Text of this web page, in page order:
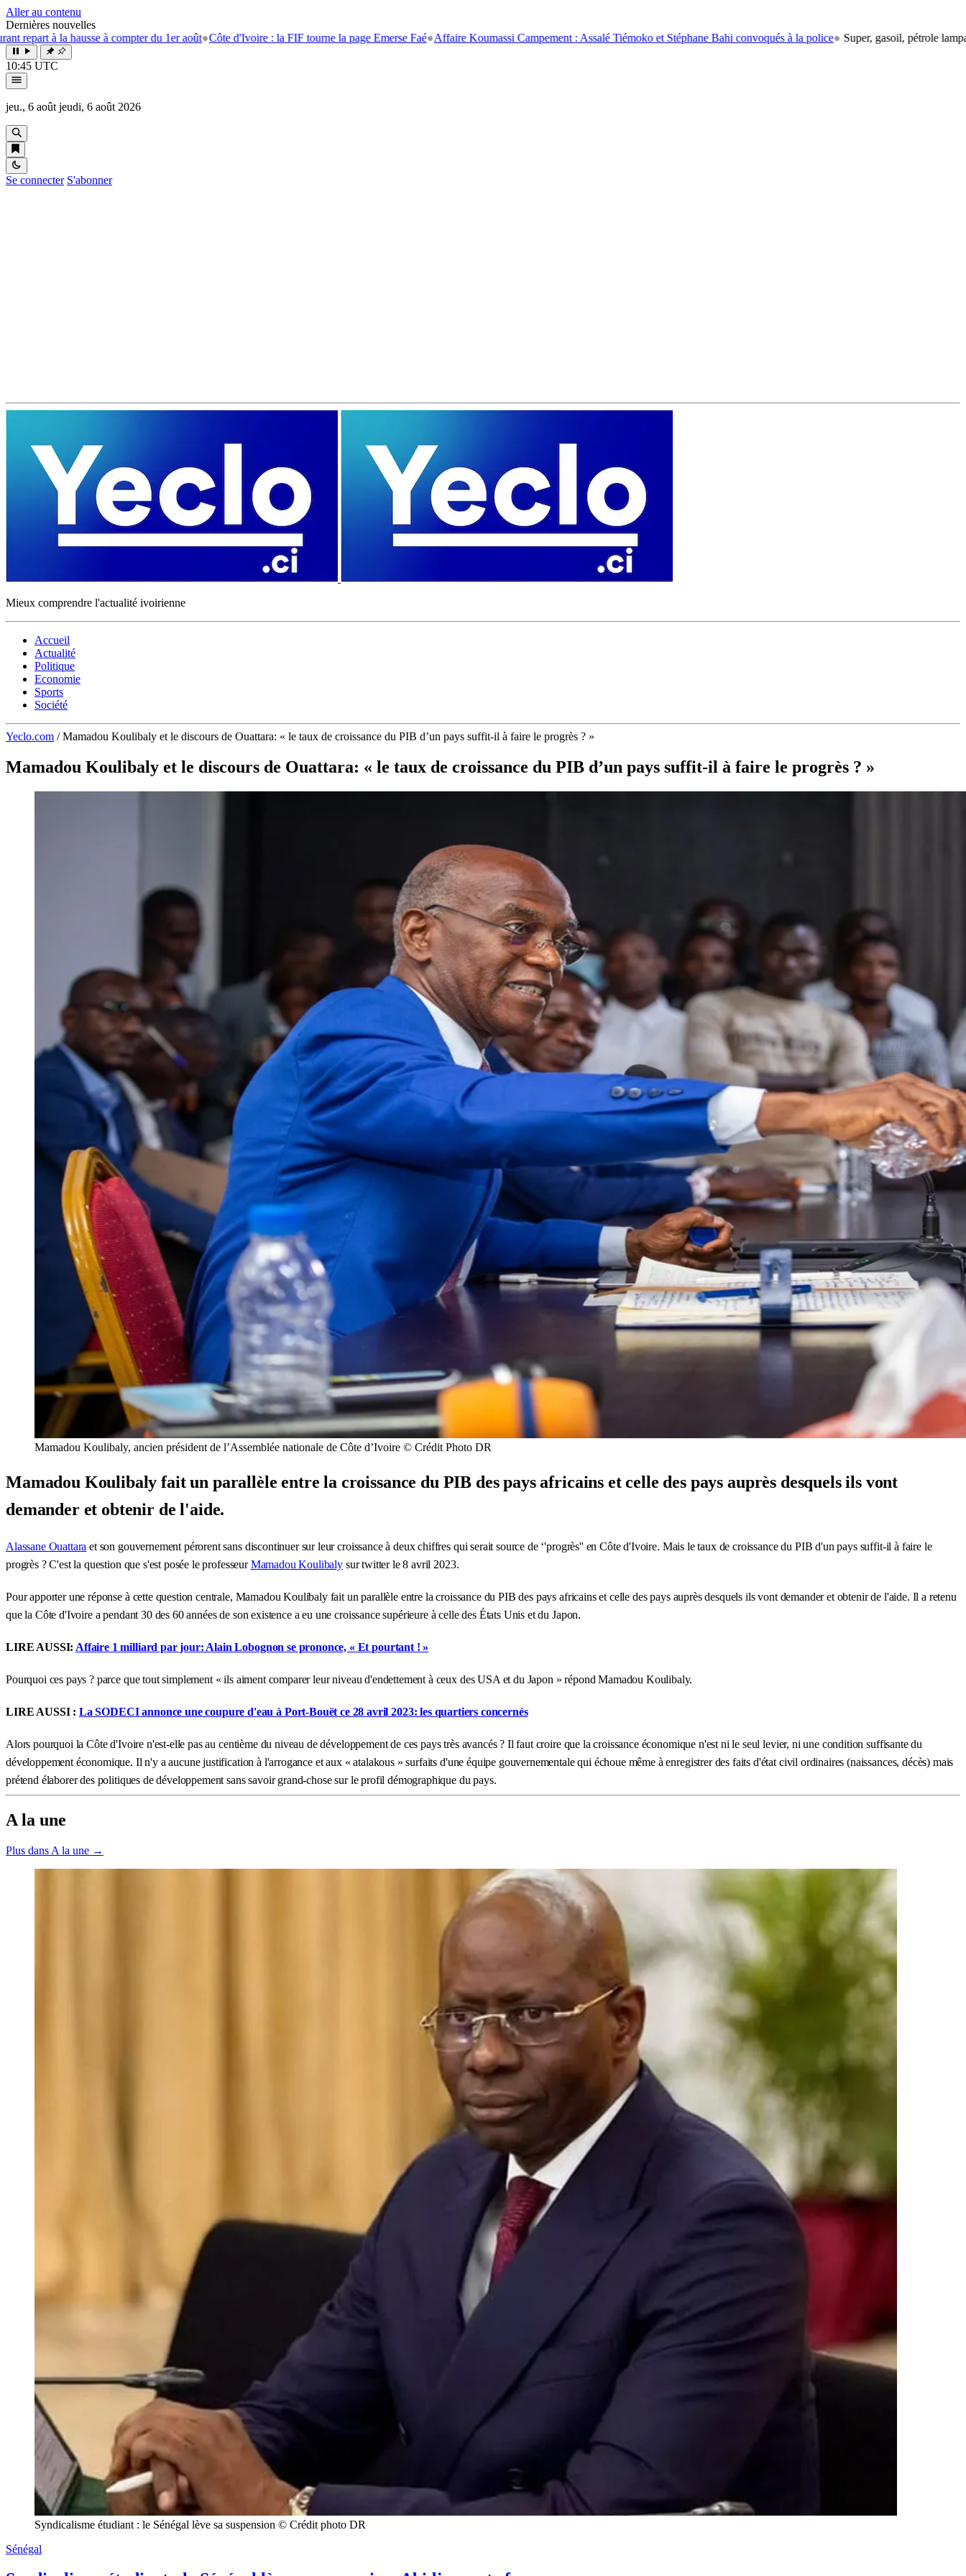
Aller au contenu
Dernières nouvelles
la hausse à compter du 1er août● Côte d'Ivoire : la FIF tourne la page Emerse Faé●Affaire Koumassi Campement : Assalé Tiémoko et Stéphane Bahi convoqués à la police● Super, gasoil, pétrole lampant: le
10:45 UTC
jeu., 6 août jeudi, 6 août 2026
Se connecter S'abonner
Mieux comprendre l'actualité ivoirienne
Accueil
Actualité
Politique
Economie
Sports
Société
Yeclo.com / Mamadou Koulibaly et le discours de Ouattara: « le taux de croissance du PIB d’un pays suffit-il à faire le progrès ? »
Mamadou Koulibaly et le discours de Ouattara: « le taux de croissance du PIB d’un pays suffit-il à faire le progrès ? »
Mamadou Koulibaly, ancien président de l’Assemblée nationale de Côte d’Ivoire © Crédit Photo DR
Mamadou Koulibaly fait un parallèle entre la croissance du PIB des pays africains et celle des pays auprès desquels ils vont
demander et obtenir de l'aide.
Alassane Ouattara et son gouvernement pérorent sans discontinuer sur leur croissance à deux chiffres qui serait source de ‘'progrès'' en Côte d'Ivoire. Mais le taux de croissance du PIB d'un pays suffit-il à faire le
progrès ? C'est la question que s'est posée le professeurMamadou Koulibaly sur twitter le 8 avril 2023.
Pour apporter une réponse à cette question centrale, Mamadou Koulibaly fait un parallèle entre la croissance du PIB des pays africains et celle des pays auprès desquels ils vont demander et obtenir de l'aide. Il a retenu
que la Côte d'Ivoire a pendant 30 des 60 années de son existence a eu une croissance supérieure à celle des États Unis et du Japon.
LIRE AUSSI: Affaire 1 milliard par jour: Alain Lobognon se prononce, « Et pourtant ! »
Pourquoi ces pays ? parce que tout simplement « ils aiment comparer leur niveau d'endettement à ceux des USA et du Japon » répond Mamadou Koulibaly.
LIRE AUSSI : La SODECI annonce une coupure d'eau à Port-Bouët ce 28 avril 2023: les quartiers concernés
Alors pourquoi la Côte d'Ivoire n'est-elle pas au centième du niveau de développement de ces pays très avancés ? Il faut croire que la croissance économique n'est ni le seul levier, ni une condition suffisante du
développement économique. Il n'y a aucune justification à l'arrogance et aux « atalakous » surfaits d'une équipe gouvernementale qui échoue même à enregistrer des faits d'état civil ordinaires (naissances, décès) mais
prétend élaborer des politiques de développement sans savoir grand-chose sur le profil démographique du pays.
A la une
Plus dans A la une →
Syndicalisme étudiant : le Sénégal lève sa suspension © Crédit photo DR
Sénégal